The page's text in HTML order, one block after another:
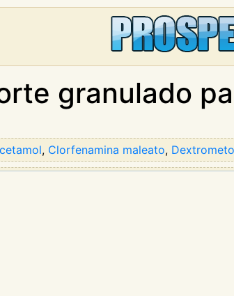
granulado
, Clorfenamina maleato,